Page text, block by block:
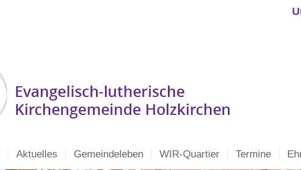
Aktuelles Gemeindeleben WIR-Quartier Termine